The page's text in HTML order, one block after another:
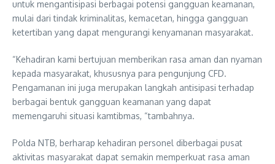
untuk mengantisipasi berbagai potensi gangguan keamanan,
mulai dari tindak kriminalitas, kemacetan, hingga gangguan
ketertiban yang dapat mengurangi kenyamanan masyarakat.
“Kehadiran kami bertujuan memberikan rasa aman dan nyaman
kepada masyarakat, khususnya para pengunjung CFD.
Pengamanan ini juga merupakan langkah antisipasi terhadap
berbagai bentuk gangguan keamanan yang dapat
memengaruhi situasi kamtibmas, “tambahnya.
Polda NTB, berharap kehadiran personel diberbagai pusat
aktivitas masyarakat dapat semakin memperkuat rasa aman